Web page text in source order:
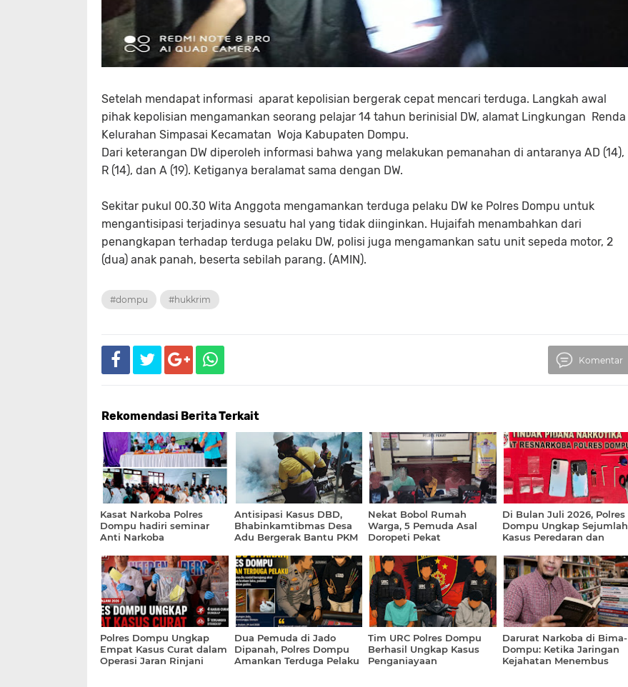
Setelah mendapat informasi aparat kepolisian bergerak cepat mencari terduga. Langkah awal
pihak kepolisian mengamankan seorang pelajar 14 tahun berinisial DW, alamat Lingkungan Renda
Kelurahan Simpasai Kecamatan Woja Kabupaten Dompu.
Dari keterangan DW diperoleh informasi bahwa yang melakukan pemanahan di antaranya AD (14),
R (14), dan A (19). Ketiganya beralamat sama dengan DW.
Sekitar pukul 00.30 Wita Anggota mengamankan terduga pelaku DW ke Polres Dompu untuk
mengantisipasi terjadinya sesuatu hal yang tidak diinginkan. Hujaifah menambahkan dari
penangkapan terhadap terduga pelaku DW, polisi juga mengamankan satu unit sepeda motor, 2
(dua) anak panah, beserta sebilah parang. (AMIN).
#dompu #hukkrim
Komentar
Rekomendasi Berita Terkait
Kasat Narkoba Polres
Dompu hadiri seminar
Anti Narkoba
Antisipasi Kasus DBD,
Bhabinkamtibmas Desa
Adu Bergerak Bantu PKM
Nekat Bobol Rumah
Warga, 5 Pemuda Asal
Doropeti Pekat
Di Bulan Juli 2026, Polres
Dompu Ungkap Sejumlah
Kasus Peredaran dan
Polres Dompu Ungkap
Empat Kasus Curat dalam
Operasi Jaran Rinjani
Dua Pemuda di Jado
Dipanah, Polres Dompu
Amankan Terduga Pelaku
Tim URC Polres Dompu
Berhasil Ungkap Kasus
Penganiayaan
Darurat Narkoba di Bima-
Dompu: Ketika Jaringan
Kejahatan Menembus